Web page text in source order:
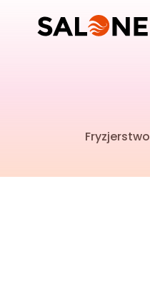
Fryzjerstwo